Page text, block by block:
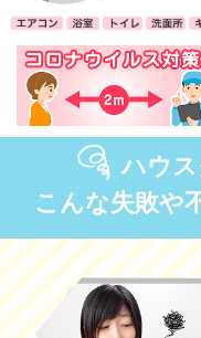
ハウ
こんな失敗や